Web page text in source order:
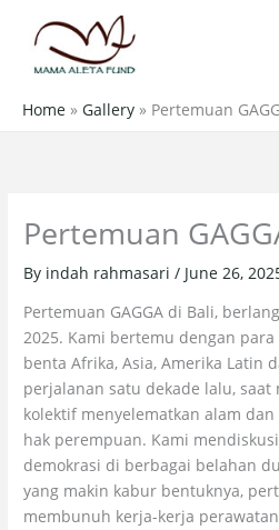
content
Home » Gallery » Pertemuan
Pertemuan
By indah rahmasari/ June 26,
Pertemuan GAGGA di Bali,
2025. Kami bertemu dengan
benta Afrika, Asia, Amerika Latin
perjalanan satu dekade lalu,
kolektif menyelematkan alam
hak perempuan. Kami
demokrasi di berbagai belahan
yang makin kabur bentuknya,
membunuh kerja-kerja